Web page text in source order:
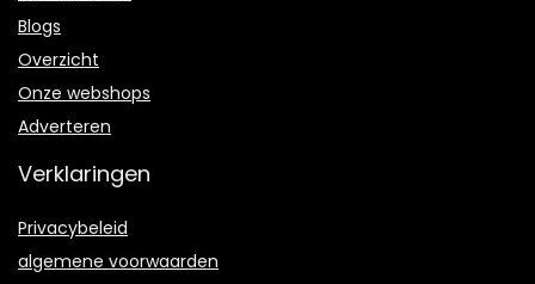
Blogs
Overzicht
Onze webshops
Adverteren
Verklaringen
Privacybeleid
algemene voorwaarden